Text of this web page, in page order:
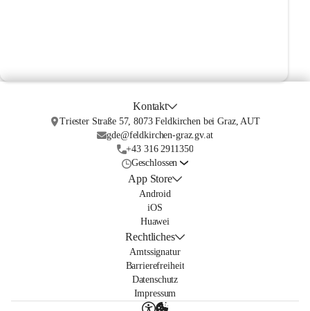
Kontakt
Triester Straße 57, 8073 Feldkirchen bei Graz, AUT
gde@feldkirchen-graz.gv.at
+43 316 2911350
Geschlossen
App Store
Android
iOS
Huawei
Rechtliches
Amtssignatur
Barrierefreiheit
Datenschutz
Impressum